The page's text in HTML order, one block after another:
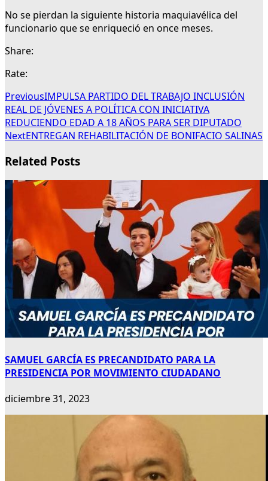
No se pierdan la siguiente historia maquiavélica del
funcionario que se enriqueció en once meses.
Share:
Rate:
PreviousIMPULSA PARTIDO DEL TRABAJO INCLUSIÓN
REAL DE JÓVENES A POLÍTICA CON INICIATIVA
REDUCIENDO EDAD A 18 AÑOS PARA SER DIPUTADO
NextENTREGAN REHABILITACIÓN DE BONIFACIO SALINAS
Related Posts
SAMUEL GARCÍA ES PRECANDIDATO PARA LA
PRESIDENCIA POR MOVIMIENTO CIUDADANO
diciembre 31, 2023